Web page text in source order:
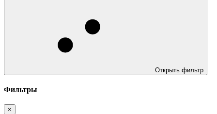
Открыть фильтр
Фильтры
×